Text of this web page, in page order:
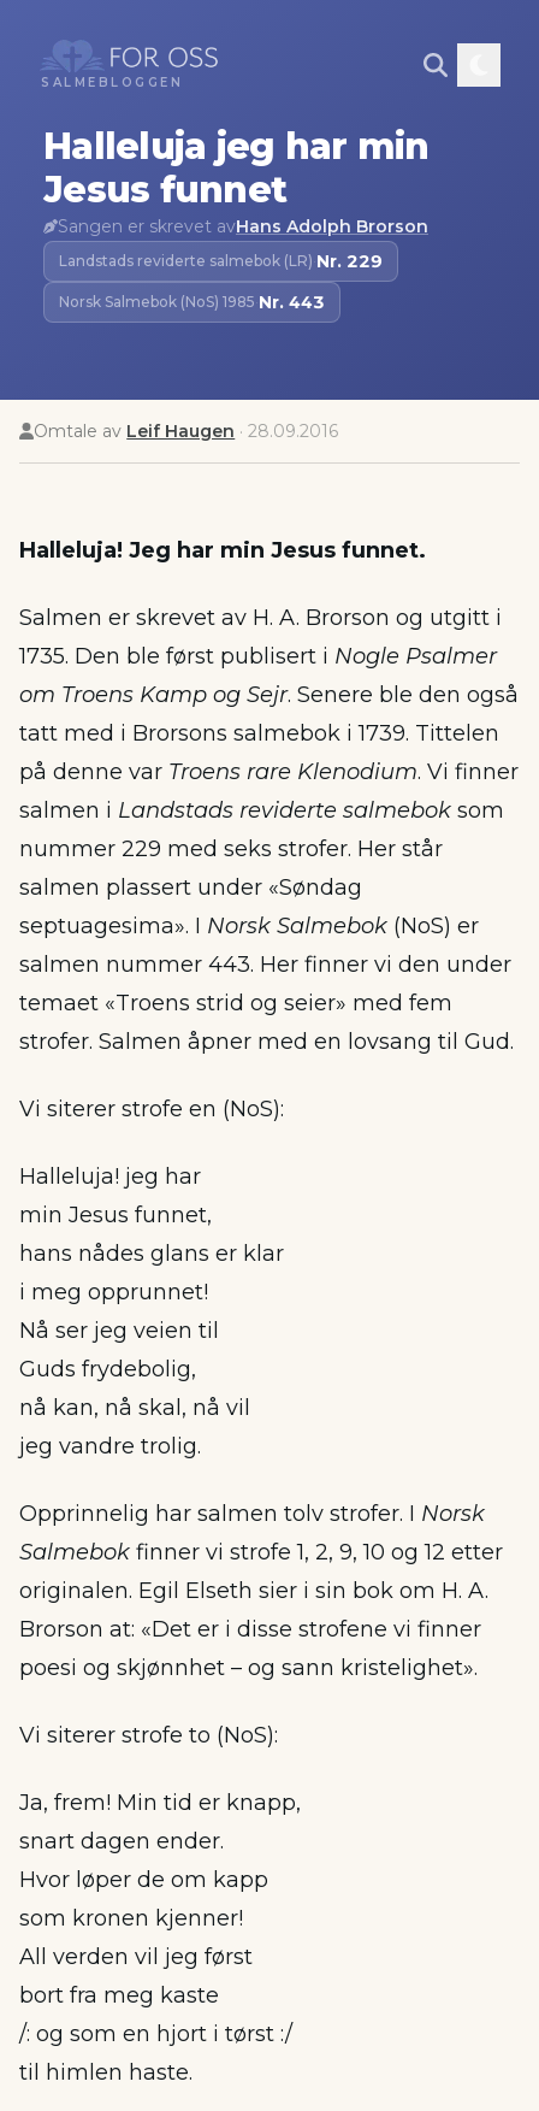
SALMEBLOGGEN
Halleluja jeg har min
Jesus funnet
Sangen er skrevet avHans Adolph Brorson
Landstads reviderte salmebok (LR)·Nr. 229
Norsk Salmebok (NoS) 1985·Nr. 443
Omtale av Leif Haugen ·28.09.2016
Halleluja! Jeg har min Jesus funnet.
Salmen er skrevet av H. A. Brorson og utgitt i
1735. Den ble først publisert i Nogle Psalmer
om Troens Kamp og Sejr. Senere ble den også
tatt med i Brorsons salmebok i 1739. Tittelen
på denne var Troens rare Klenodium. Vi finner
salmen i Landstads reviderte salmebok som
nummer 229 med seks strofer. Her står
salmen plassert under «Søndag
septuagesima». I Norsk Salmebok (NoS) er
salmen nummer 443. Her finner vi den under
temaet «Troens strid og seier» med fem
strofer. Salmen åpner med en lovsang til Gud.
Vi siterer strofe en (NoS):
Halleluja! jeg har
min Jesus funnet,
hans nådes glans er klar
i meg opprunnet!
Nå ser jeg veien til
Guds frydebolig,
nå kan, nå skal, nå vil
jeg vandre trolig.
Opprinnelig har salmen tolv strofer. I Norsk
Salmebok finner vi strofe 1, 2, 9, 10 og 12 etter
originalen. Egil Elseth sier i sin bok om H. A.
Brorson at: «Det er i disse strofene vi finner
poesi og skjønnhet – og sann kristelighet».
Vi siterer strofe to (NoS):
Ja, frem! Min tid er knapp,
snart dagen ender.
Hvor løper de om kapp
som kronen kjenner!
All verden vil jeg først
bort fra meg kaste
/: og som en hjort i tørst :/
til himlen haste.